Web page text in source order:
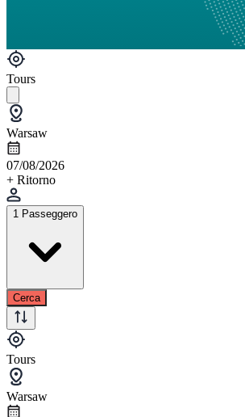
Tours
Warsaw
07/08/2026
+ Ritorno
1 Passeggero
Cerca
Tours
Warsaw